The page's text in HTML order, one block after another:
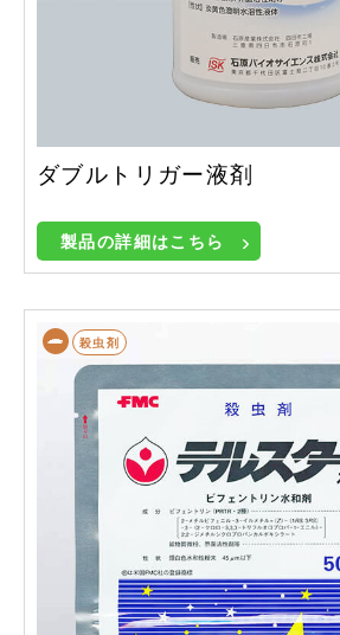
ダブルトリガー液剤
製品の詳細はこちら
殺虫剤